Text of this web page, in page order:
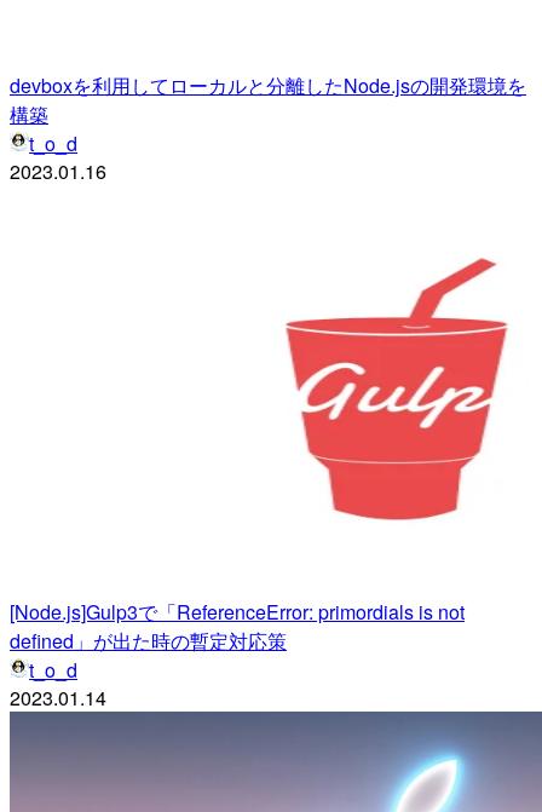
devboxを利用してローカルと分離したNode.jsの開発環境を
構築
t_o_d
2023.01.16
[Node.js]Gulp3で「ReferenceError: primordials is not
defined」が出た時の暫定対応策
t_o_d
2023.01.14